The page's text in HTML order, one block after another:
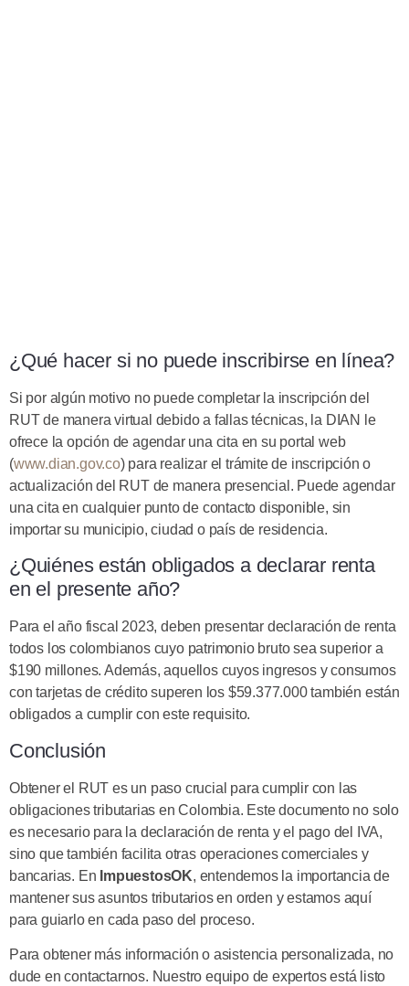
¿Qué hacer si no puede inscribirse en línea?
Si por algún motivo no puede completar la inscripción del
RUT de manera virtual debido a fallas técnicas, la DIAN le
ofrece la opción de agendar una cita en su portal web
(www.dian.gov.co) para realizar el trámite de inscripción o
actualización del RUT de manera presencial. Puede agendar
una cita en cualquier punto de contacto disponible, sin
importar su municipio, ciudad o país de residencia.
¿Quiénes están obligados a declarar renta
en el presente año?
Para el año fiscal 2023, deben presentar declaración de renta
todos los colombianos cuyo patrimonio bruto sea superior a
$190 millones. Además, aquellos cuyos ingresos y consumos
con tarjetas de crédito superen los $59.377.000 también están
obligados a cumplir con este requisito.
Conclusión
Obtener el RUT es un paso crucial para cumplir con las
obligaciones tributarias en Colombia. Este documento no solo
es necesario para la declaración de renta y el pago del IVA,
sino que también facilita otras operaciones comerciales y
bancarias. En ImpuestosOK, entendemos la importancia de
mantener sus asuntos tributarios en orden y estamos aquí
para guiarlo en cada paso del proceso.
Para obtener más información o asistencia personalizada, no
dude en contactarnos. Nuestro equipo de expertos está listo